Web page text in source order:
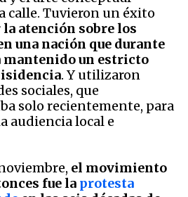
calle. Tuvieron un éxito
atención sobre los
una nación que durante
mantenido un estricto
. Y utilizaron
sociales, que
solo recientemente, para
audiencia local e
el movimiento
fue la protesta